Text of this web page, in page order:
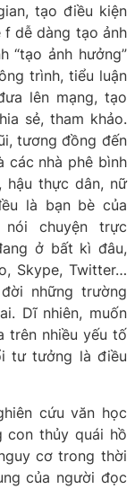
tạo điều kiện
f dễ dàng tạo ảnh
“tạo ảnh hưởng”
trình, tiểu luận
lên mạng, tạo
sẻ, tham khảo.
tương đồng đến
các nhà phê bình
hậu thực dân, nữ
là bạn bè của
chuyện trực
ở bất kì đâu,
Skype, Twitter…
những trường
Dĩ nhiên, muốn
trên nhiều yếu tố
tư tưởng là điều
cứu văn học
con thủy quái hồ
cơ trong thời
của người đọc